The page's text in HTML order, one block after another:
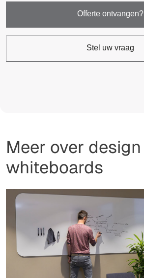
Offerte ontvangen?
Stel uw vraag
Meer over design
whiteboards